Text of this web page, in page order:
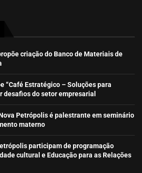
criação do Banco de Materiais de
“Café Estratégico – Soluções para
desafios do setor empresarial
Petrópolis é palestrante em seminário
materno
participam de programação
cultural e Educação para as Relações